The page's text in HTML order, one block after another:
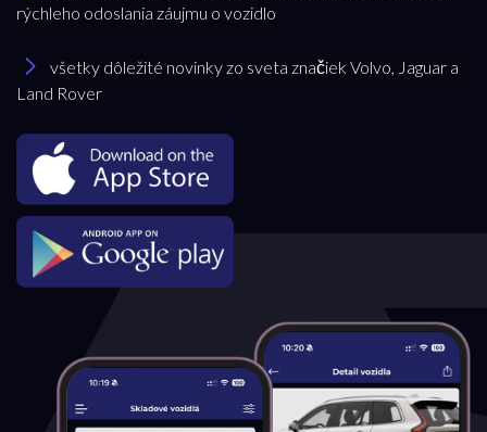
rýchleho odoslania záujmu o vozidlo
všetky dôležité novinky zo sveta značiek Volvo, Jaguar a
Land Rover